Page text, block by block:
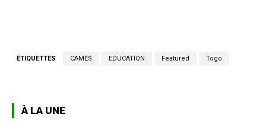
ÉTIQUETTES CAMES EDUCATION Featured Togo
À LA UNE